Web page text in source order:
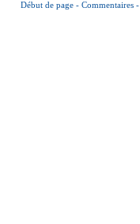
Début de page - Commentaires -